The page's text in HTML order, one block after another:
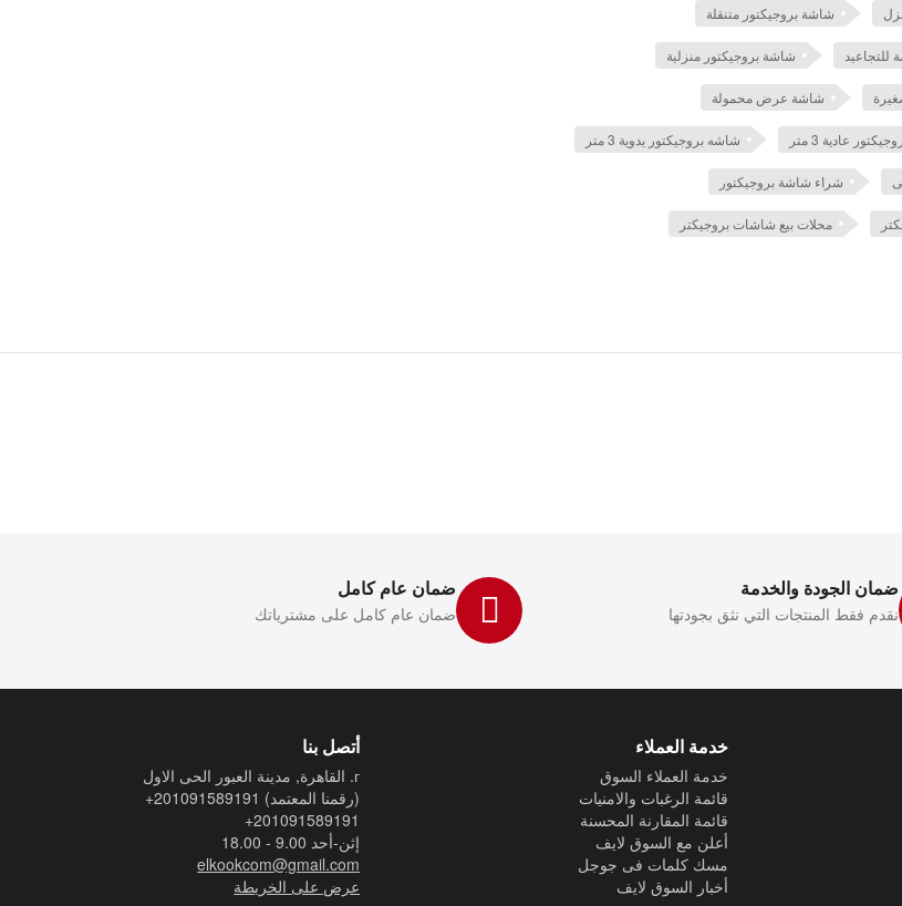
شاشة بروجيكتور متنقلة
للتجاعيد شاشة بروجيكتور منزلية
شاشة عرض محمولة
عادية 3 متر شاشه بروجيكتور يدوية 3 متر
شراء شاشة بروجيكتور
محلات بيع شاشات بروجيكتر
ضمان الجودة والخدمة
نقدم فقط المنتجات التي نثق بجودتها
ضمان عام كامل
ضمان عام كامل على مشترياتك
خدمة العملاء
خدمة العملاء السوق
قائمة الرغبات والامنيات
قائمة المقارنة المحسنة
أعلن مع السوق لايف
مسك كلمات فى جوجل
أخبار السوق لايف
أتصل بنا
г. القاهرة, مدينة العبور الحى الاول
+201091589191
(رقمنا المعتمد)
+201091589191
إثن-أحد 9.00 - 18.00
elkookcom@gmail.com
عرض على الخريطة